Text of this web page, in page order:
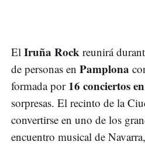
El Iruña Rock reunirá
de personas en Pamplona
formada por 16 conciertos
sorpresas. El recinto de la
convertirse en uno de los
encuentro musical de